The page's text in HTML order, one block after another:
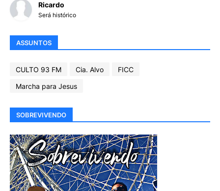
Ricardo
Será histórico
ASSUNTOS
CULTO 93 FM Cia. Alvo
FICC
Marcha para Jesus
SOBREVIVENDO